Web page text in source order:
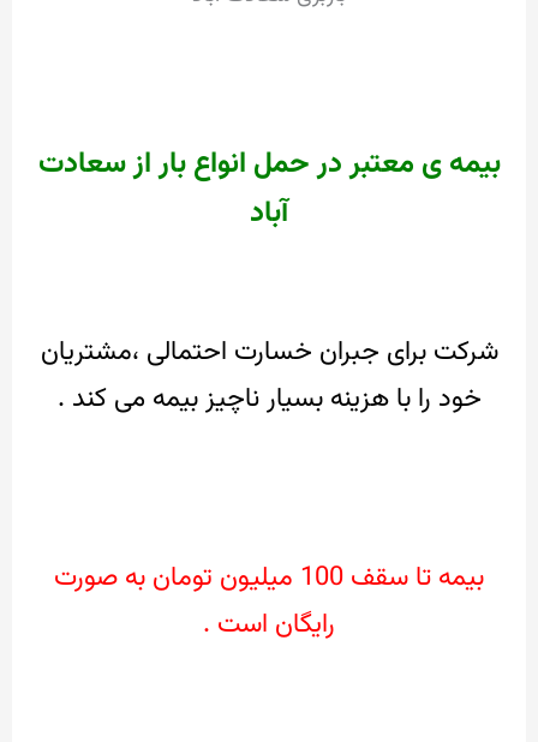
بیمه ی معتبر در حمل انواع بار از سعادت
آباد
شرکت برای جبران خسارت احتمالی ،مشتریان
خود را با هزینه بسیار ناچیز بیمه می کند .
بیمه تا سقف 100 میلیون تومان به صورت
رایگان است .